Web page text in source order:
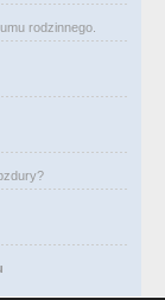
rodzinnego.